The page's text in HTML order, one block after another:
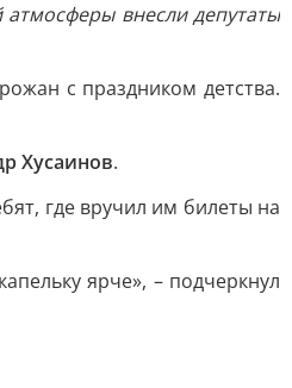
внесли депутаты
с праздником детства.
Хусаинов.
где вручил им билеты на
ярче», – подчеркнул